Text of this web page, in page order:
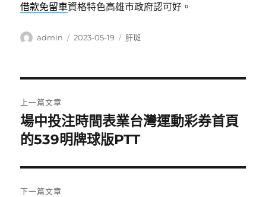
借款免留車資格特色高雄市政府認可好。
作
admin
發
2023-05-19
分
肝斑
章
導
覽
上一篇文章
上
一
文
章:
場中投注時間表業台灣運動彩券首頁
的539明牌球版PTT
下一篇文章